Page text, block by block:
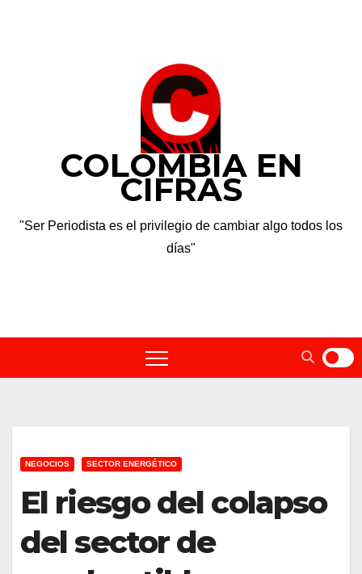
COLOMBIA EN
CIFRAS
"Ser Periodista es el privilegio de cambiar algo todos los
días"
NEGOCIOS SECTOR ENERGÉTICO
El riesgo del colapso
del sector de